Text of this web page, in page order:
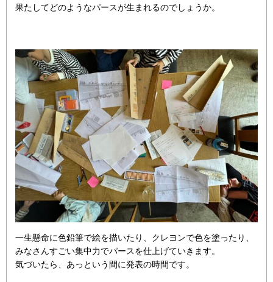
果たしてどのようなパースが生まれるのでしょうか。
一生懸命に色鉛筆で絵を描いたり、クレヨンで色を塗ったり、
みなさんすごい集中力でパースを仕上げていきます。
気づいたら、あっという間に発表の時間です。